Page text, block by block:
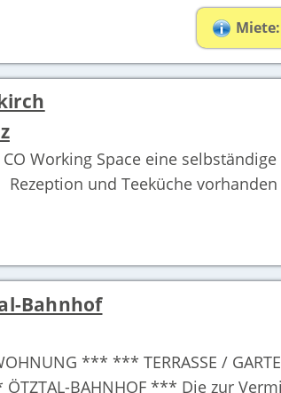
Working Space eine
und Teeküche
Bahnhof
*** *** TERRASSE /
ÖTZTAL-BAHNHOF *** Die zur